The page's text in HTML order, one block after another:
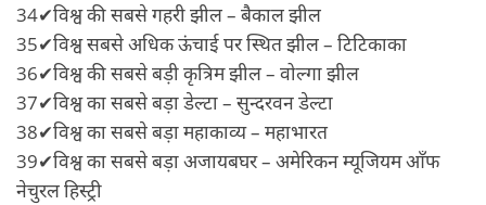
34✔विश्व की सबसे गहरी झील – बैकाल झील
35✔विश्व सबसे अधिक ऊंचाई पर स्थित झील – टिटिकाका
36✔विश्व की सबसे बड़ी कृत्रिम झील – वोल्गा झील
37✔विश्व का सबसे बड़ा डेल्टा – सुन्दरवन डेल्टा
38✔विश्व का सबसे बड़ा महाकाव्य – महाभारत
39✔विश्व का सबसे बड़ा अजायबघर – अमेरिकन म्यूजियम आँफ
नेचुरल हिस्ट्री